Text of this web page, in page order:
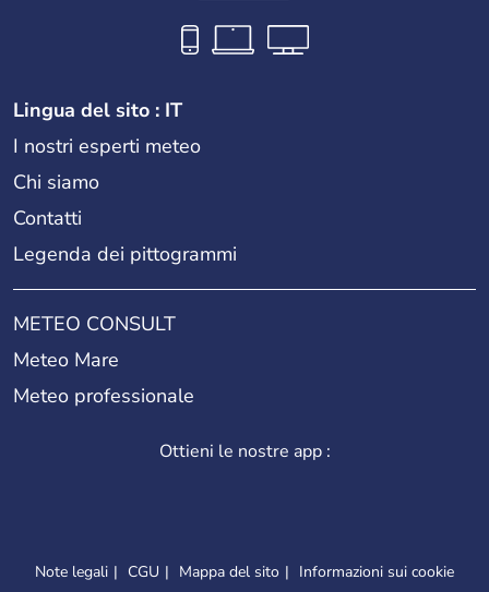
Lingua del sito : IT
I nostri esperti meteo
Chi siamo
Contatti
Legenda dei pittogrammi
METEO CONSULT
Meteo Mare
Meteo professionale
Ottieni le nostre app :
Note legali CGU Mappa del sito Informazioni sui cookie